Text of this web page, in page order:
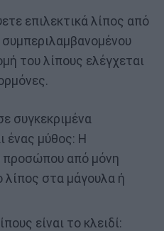
επιλεκτικά λίπος από
του λίπους ελέγχεται
συγκεκριμένα
ένας μύθος: Η
από μόνη
λίπος στα μάγουλα ή
είναι το κλειδί: